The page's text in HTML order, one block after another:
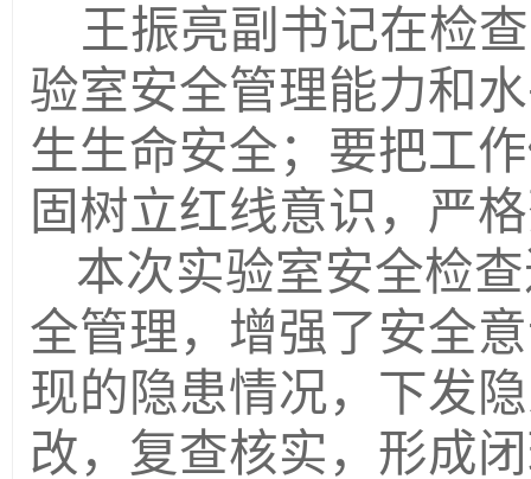
王振亮副书记在检
验室安全管理能力和
生生命安全；要把工
固树立红线意识，严
本次实验室安全检
全管理，增强了安全
现的隐患情况，下发
改，复查核实，形成